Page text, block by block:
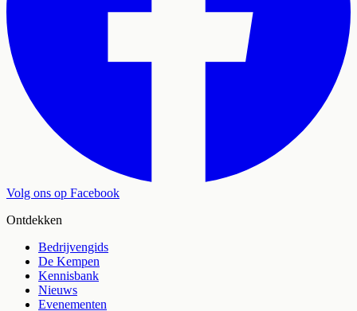
Volg ons op Facebook
Ontdekken
Bedrijvengids
De Kempen
Kennisbank
Nieuws
Evenementen